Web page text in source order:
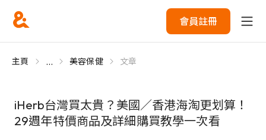
會員註冊
主頁 ... 美容保健 文章
iHerb台灣買太貴？美國／香港海淘更划算！
29週年特價商品及詳細購買教學一次看